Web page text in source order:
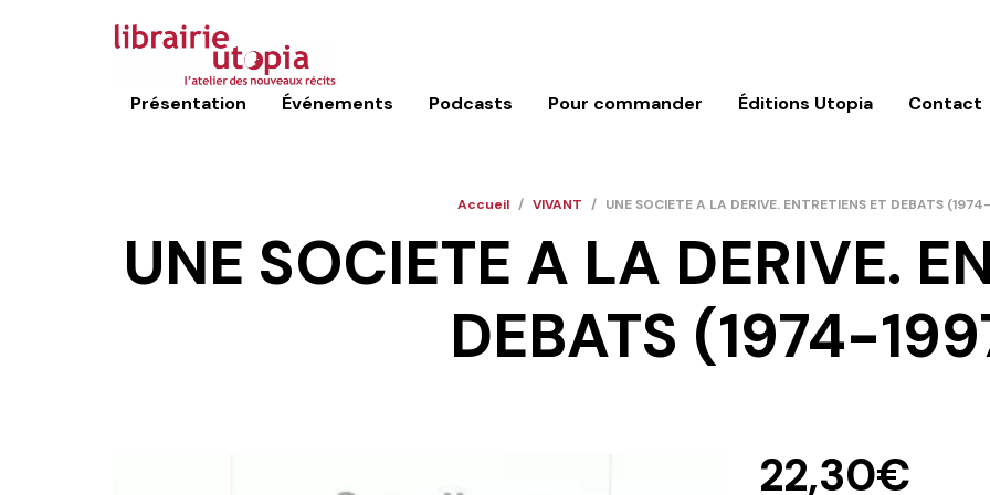
Présentation Événements Podcasts Pour commander Éditions Utopia Contact
Accueil / VIVANT / UNE SOCIETE A LA DERIVE. ENTRETIENS ET DEBATS
UNE SOCIETE A LA DERIVE.
DEBATS (1974-
22,30€